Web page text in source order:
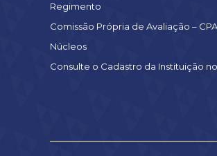
Regimento
Comissão Própria de Avaliação – CPA
Núcleos
Consulte o Cadastro da Instituição